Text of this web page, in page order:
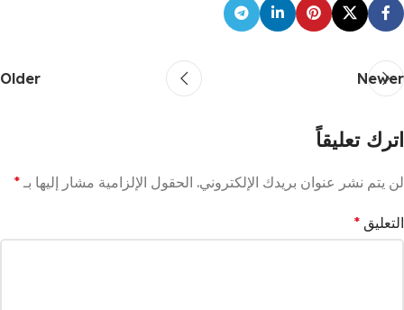
Newer
Older
اترك تعليقاً
لن يتم نشر عنوان بريدك الإلكتروني. الحقول الإلزامية مشار إليها بـ *
التعليق *